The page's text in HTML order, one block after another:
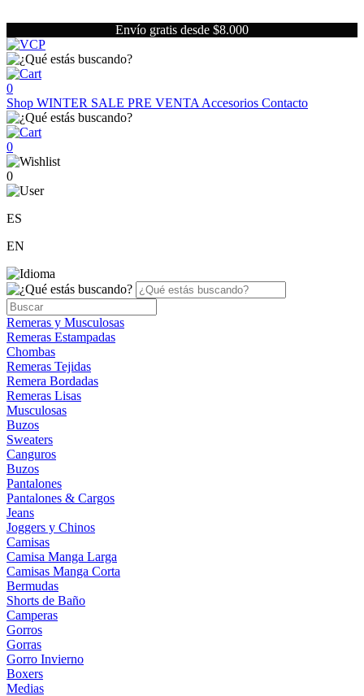
Envío gratis desde $8.000
0
Shop WINTER SALE PRE VENTA Accesorios Contacto
0
0
ES
EN
Remeras y Musculosas
Remeras Estampadas
Chombas
Remeras Tejidas
Remera Bordadas
Remeras Lisas
Musculosas
Buzos
Sweaters
Canguros
Buzos
Pantalones
Pantalones & Cargos
Jeans
Joggers y Chinos
Camisas
Camisa Manga Larga
Camisas Manga Corta
Bermudas
Shorts de Baño
Camperas
Gorros
Gorras
Gorro Invierno
Boxers
Medias